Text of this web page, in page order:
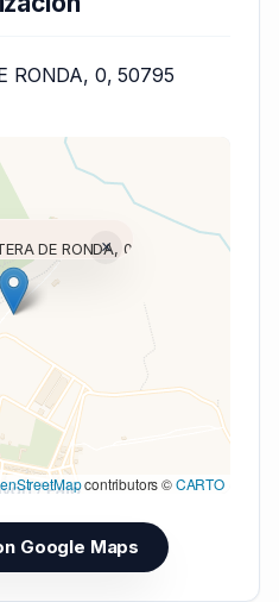
RONDA, 0, 50795
(V7 Inline)...
DE RONDA, 0
×
contributors ©CARTO
Google Maps